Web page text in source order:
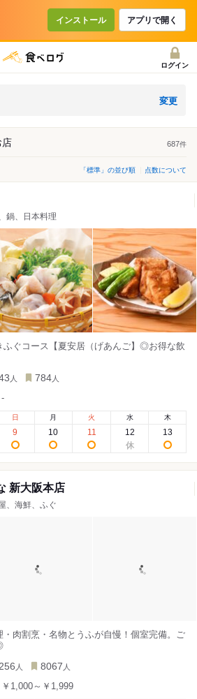
インストール アプリで開く
ログイン
変更
店 687件
「標準」の並び順 点数について
鍋、日本料理
ぐコース【夏安居（げあんご】◎お得な飲
人 784 人
-
日
9
月
10
火
11
水
12
木
13
新大阪本店
、海鮮、ふぐ
・肉割烹・名物とうふが自慢！個室完備。ご
人 8067 人
￥1,000～￥1,999